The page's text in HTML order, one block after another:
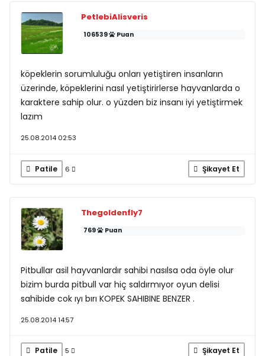
PetlebiAlisveris
106539 Puan
köpeklerin sorumluluğu onları yetiştiren insanların
üzerinde, köpeklerini nasıl yetiştirirlerse hayvanlarda o
karaktere sahip olur. o yüzden biz insanı iyi yetiştirmek
lazım
25.08.2014 02:53
Patile 6 Şikayet Et
Thegoldenfly7
769 Puan
Pitbullar asil hayvanlardır sahibi nasılsa oda öyle olur
bizim burda pitbull var hiç saldırmıyor oyun delisi
sahibide cok ıyı bırı KOPEK SAHIBINE BENZER .
25.08.2014 14:57
Patile 5 Şikayet Et